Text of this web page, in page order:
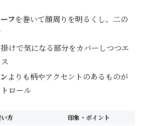
フを巻いて顔周りを明るくし、二の
けで気になる部分をカバーしつつエ
よりも柄やアクセントのあるものが
ロール
方
印象・ポイント